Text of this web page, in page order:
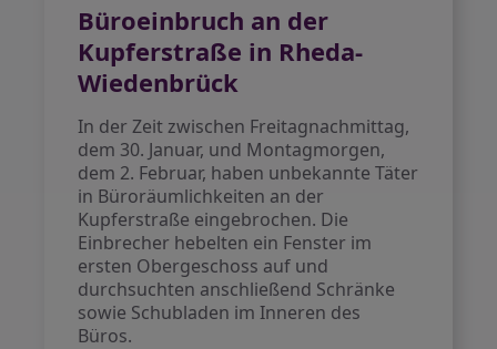
Büroeinbruch an der
Kupferstraße in Rheda-
Wiedenbrück
In der Zeit zwischen Freitagnachmittag,
dem 30. Januar, und Montagmorgen,
dem 2. Februar, haben unbekannte Täter
in Büroräumlichkeiten an der
Kupferstraße eingebrochen. Die
Einbrecher hebelten ein Fenster im
ersten Obergeschoss auf und
durchsuchten anschließend Schränke
sowie Schubladen im Inneren des
Büros.